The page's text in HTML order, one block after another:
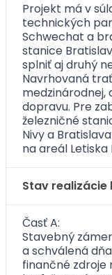
Projekt má v
technických
Schwechat a
stanice
splniť aj druhý
Navrhovaná
medzinárodnej,
dopravu. Pre
železničné
Nivy a
na areál
Stav realizácie
Časť A:
Stavebný
a schválená
finančné zdroje